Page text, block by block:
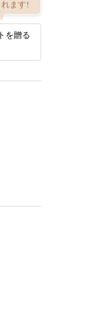
ます!
を贈る